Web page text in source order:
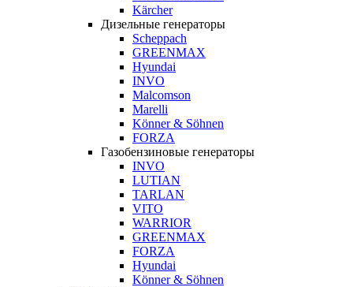
Kärcher
Дизельные генераторы
Scheppach
GREENMAX
Hyundai
INVO
Malcomson
Marelli
Könner & Söhnen
FORZA
Газобензиновые генераторы
INVO
LUTIAN
TARLAN
VITO
WARRIOR
GREENMAX
FORZA
Hyundai
Könner & Söhnen